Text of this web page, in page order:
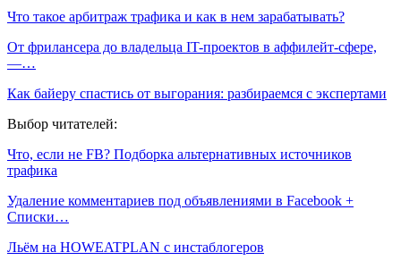
Что такое арбитраж трафика и как в нем зарабатывать?
От фрилансера до владельца IT-проектов в аффилейт-сфере,
—…
Как байеру спастись от выгорания: разбираемся с экспертами
Выбор читателей:
Что, если не FB? Подборка альтернативных источников
трафика
Удаление комментариев под объявлениями в Facebook +
Списки…
Льём на HOWEATPLAN с инстаблогеров